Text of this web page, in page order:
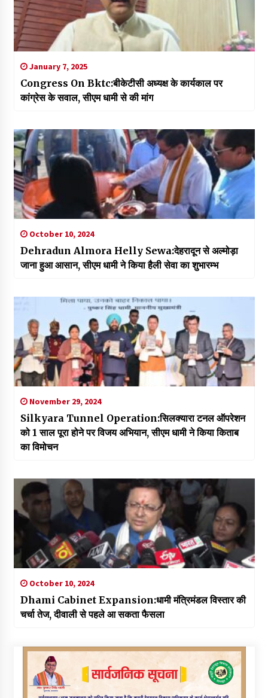
January 7, 2025
Congress On Bktc:बीकेटीसी अध्यक्ष के कार्यकाल पर
कांग्रेस के सवाल, सीएम धामी से की मांग
October 10, 2024
Dehradun Almora Helly Sewa:देहरादून से अल्मोड़ा
जाना हुआ आसान, सीएम धामी ने किया हैली सेवा का शुभारम्भ
November 29, 2024
Silkyara Tunnel Operation:सिलक्यारा टनल ऑपरेशन
को 1 साल पूरा होने पर विजय अभियान, सीएम धामी ने किया किताब
का विमोचन
October 10, 2024
Dhami Cabinet Expansion:धामी मंत्रिमंडल विस्तार की
चर्चा तेज, दीवाली से पहले आ सकता फैसला